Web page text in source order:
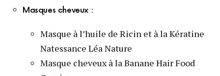
Masques cheveux :
Masque à l’huile de Ricin et à la Kératine
Natessance Léa Nature
Masque cheveux à la Banane Hair Food